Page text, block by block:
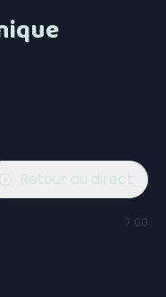
Retour au direct
7:00